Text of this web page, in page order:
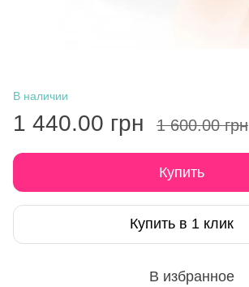
В наличии
1 440.00 грн 1 600.00 грн
Купить
Купить в 1 клик
В избранное